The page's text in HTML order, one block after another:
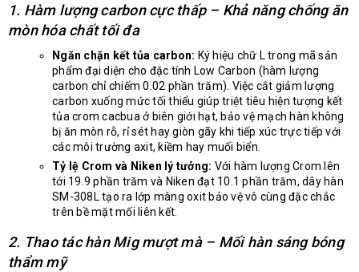
1. Hàm lượng carbon cực thấp – Khả năng chống ăn
mòn hóa chất tối đa
Ngăn chặn kết tủa carbon: Ký hiệu chữ L trong mã sản
phẩm đại diện cho đặc tính Low Carbon (hàm lượng
carbon chỉ chiếm 0.02 phần trăm). Việc cắt giảm lượng
carbon xuống mức tối thiểu giúp triệt tiêu hiện tượng kết
tủa crom cacbua ở biên giới hạt, bảo vệ mạch hàn không
bị ăn mòn rỗ, rỉ sét hay giòn gãy khi tiếp xúc trực tiếp với
các môi trường axit, kiềm hay muối biển.
Tỷ lệ Crom và Niken lý tưởng: Với hàm lượng Crom lên
tới 19.9 phần trăm và Niken đạt 10.1 phần trăm, dây hàn
SM-308L tạo ra lớp màng oxit bảo vệ vô cùng đặc chắc
trên bề mặt mối liên kết.
2. Thao tác hàn Mig mượt mà – Mối hàn sáng bóng
thẩm mỹ